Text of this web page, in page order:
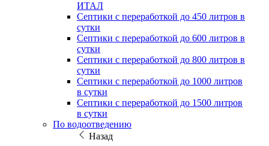
ИТАЛ
Септики с переработкой до 450 литров в
сутки
Септики с переработкой до 600 литров в
сутки
Септики с переработкой до 800 литров в
сутки
Септики с переработкой до 1000 литров
в сутки
Септики с переработкой до 1500 литров
в сутки
По водоотведению
Назад